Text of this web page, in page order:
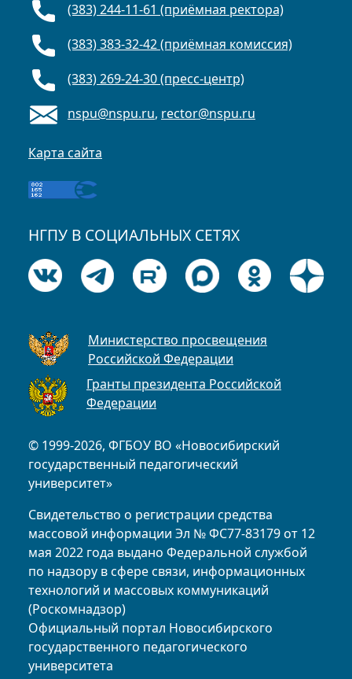
© 1999-2026, ФГБОУ ВО «Новосибирский
государственный педагогический
университет»
Свидетельство о регистрации средства
массовой информации Эл № ФС77-83179 от 12
мая 2022 года выдано Федеральной службой
по надзору в сфере связи, информационных
технологий и массовых коммуникаций
(Роскомнадзор)
Официальный портал Новосибирского
государственного педагогического
университета
(383) 244-11-61 (приёмная ректора)
(383) 383-32-42 (приёмная комиссия)
(383) 269-24-30 (пресс-центр)
nspu@nspu.ru, rector@nspu.ru
Карта сайта
НГПУ В СОЦИАЛЬНЫХ СЕТЯХ
Министерство просвещения
Российской Федерации
Гранты президента Российской
Федерации